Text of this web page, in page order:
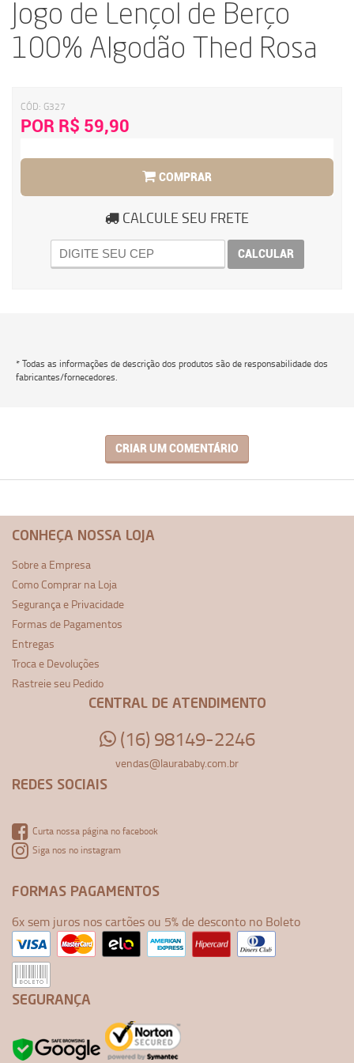
Jogo de Lençol de Berço
100% Algodão Thed Rosa
CÓD: G327
POR R$ 59,90
COMPRAR
CALCULE SEU FRETE
CALCULAR
* Todas as informações de descrição dos produtos são de responsabilidade dos
fabricantes/fornecedores.
CRIAR UM COMENTÁRIO
CONHEÇA NOSSA LOJA
Sobre a Empresa
Como Comprar na Loja
Segurança e Privacidade
Formas de Pagamentos
Entregas
Troca e Devoluções
Rastreie seu Pedido
CENTRAL DE ATENDIMENTO
(16) 98149-2246
vendas@laurababy.com.br
REDES SOCIAIS
Curta nossa página no facebook
Siga nos no instagram
FORMAS PAGAMENTOS
6x sem juros nos cartões ou 5% de desconto no Boleto
SEGURANÇA